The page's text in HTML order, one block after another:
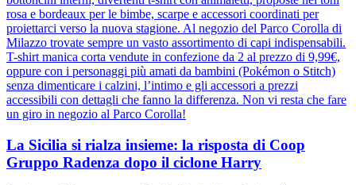
rosa e bordeaux per le bimbe, scarpe e accessori coordinati per
proiettarci verso la nuova stagione. Al negozio del Parco Corolla di
Milazzo trovate sempre un vasto assortimento di capi indispensabili.
T-shirt manica corta vendute in confezione da 2 al prezzo di 9,99€,
oppure con i personaggi più amati da bambini (Pokémon o Stitch)
senza dimenticare i calzini, l’intimo e gli accessori a prezzi
accessibili con dettagli che fanno la differenza. Non vi resta che fare
un giro in negozio al Parco Corolla!
La Sicilia si rialza insieme: la risposta di Coop
Gruppo Radenza dopo il ciclone Harry